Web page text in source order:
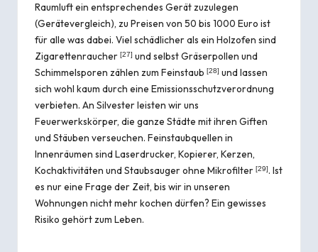
Raumluft ein entsprechendes Gerät zuzulegen
(Gerätevergleich), zu Preisen von 50 bis 1000 Euro ist
für alle was dabei. Viel schädlicher als ein Holzofen sind
Zigarettenraucher [27] und selbst Gräserpollen und
Schimmelsporen zählen zum Feinstaub [28] und lassen
sich wohl kaum durch eine Emissionsschutzverordnung
verbieten. An Silvester leisten wir uns
Feuerwerkskörper, die ganze Städte mit ihren Giften
und Stäuben verseuchen. Feinstaubquellen in
Innenräumen sind Laserdrucker, Kopierer, Kerzen,
Kochaktivitäten und Staubsauger ohne Mikrofilter [29]. Ist
es nur eine Frage der Zeit, bis wir in unseren
Wohnungen nicht mehr kochen dürfen? Ein gewisses
Risiko gehört zum Leben.